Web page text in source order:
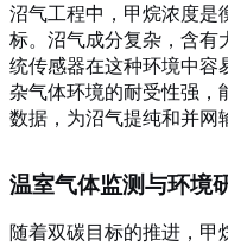
沼气工程中，甲烷浓度是
标。沼气成分复杂，含有
统传感器在这种环境中容
杂气体环境的耐受性强，
数据，为沼气提纯和并网
温室气体监测与环境
随着双碳目标的推进，甲